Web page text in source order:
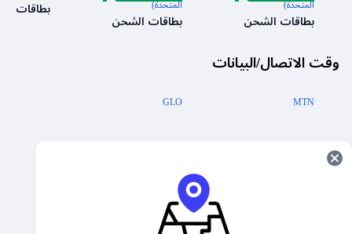
المتحدة)
بطاقات الشحن
المتحدة)
بطاقات الشحن
بطاقات
وقت الاتصال/البيانات
MTN
GLO
AIRTEL